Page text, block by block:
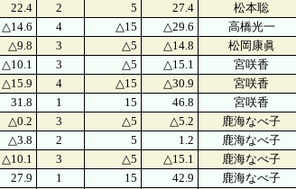
22.4 2 5 27.4 松本聡
△14.6 4 △15 △29.6 高橋光一
△9.8 3 △5 △14.8 松岡康眞
△10.1 3 △5 △15.1 宮咲香
△15.9 4 △15 △30.9 宮咲香
31.8 1 15 46.8 宮咲香
△0.2 3 △5 △5.2 鹿海なべ子
△3.8 2 5 1.2 鹿海なべ子
△10.1 3 △5 △15.1 鹿海なべ子
27.9 1 15 42.9 鹿海なべ子